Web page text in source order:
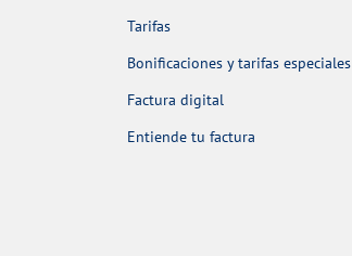
Tarifas
Bonificaciones y tarifas especiales
Factura digital
Entiende tu factura